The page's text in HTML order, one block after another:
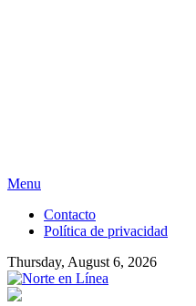
Skip
content
Menu
Contacto
Política de privacidad
Thursday, August 6, 2026